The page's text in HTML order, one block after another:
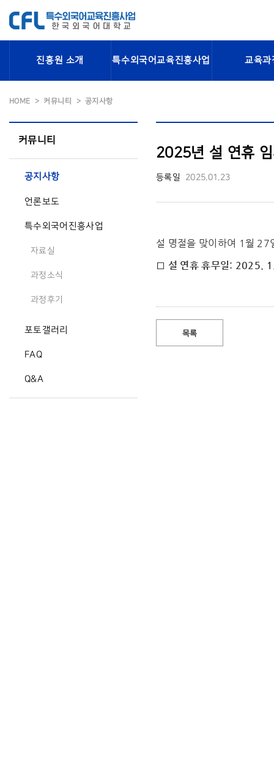
진흥원 소개 특수외국어교육진흥사업 교육과
HOME 커뮤니티 공지사항
커뮤니티
공지사항
언론보도
특수외국어진흥사업
자료실
과정소식
과정후기
포토갤러리
FAQ
Q&A
2025년 설 연휴
등록일 2025.01.23
설 명절을 맞이하여 1월 27
□ 설 연휴 휴무일: 2025.
목록